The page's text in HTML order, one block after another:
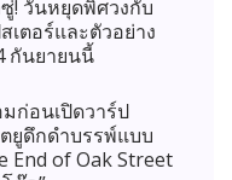
! วันหยุดพิศวงกับ
เตอร์และตัวอย่าง
กันยายนนี้
ก่อนเปิดวาร์ป
ยูดึกดำบรรพ์แบบ
End of Oak Street